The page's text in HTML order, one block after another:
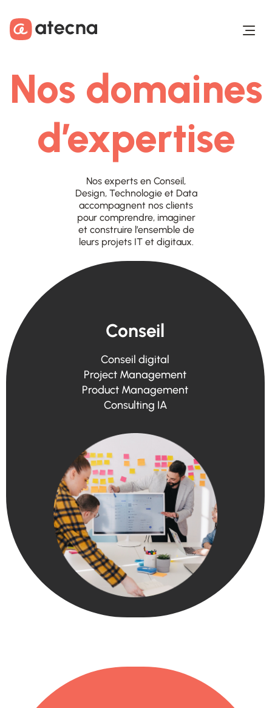
Nos domaines
d’expertise
Nos experts en Conseil,
Design, Technologie et Data
accompagnent nos clients
pour comprendre, imaginer
et construire l’ensemble de
leurs projets ITet digitaux.
Conseil
Conseil digital
Project Management
Product Management
Consulting IA